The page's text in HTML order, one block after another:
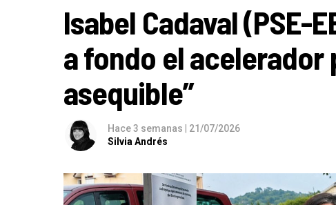
Isabel Cadaval (PSE-
a fondo el acelerador
asequible”
Hace 3 semanas | 21/07/2026
Silvia Andrés